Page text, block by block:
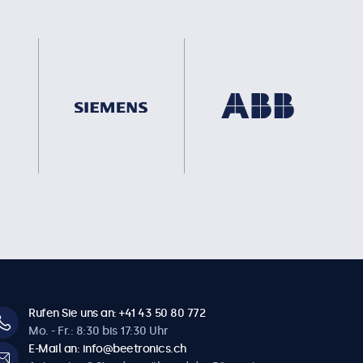
Rufen Sie uns an: +41 43 50 80 772
Mo. - Fr.: 8:30 bis 17:30 Uhr
E-Mail an: info@beetronics.ch